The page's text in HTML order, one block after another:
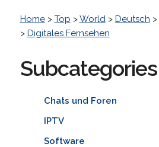
Home> Top >World> Deutsch >
> Digitales Fernsehen
Subcategories
Chats und Foren
IPTV
Software